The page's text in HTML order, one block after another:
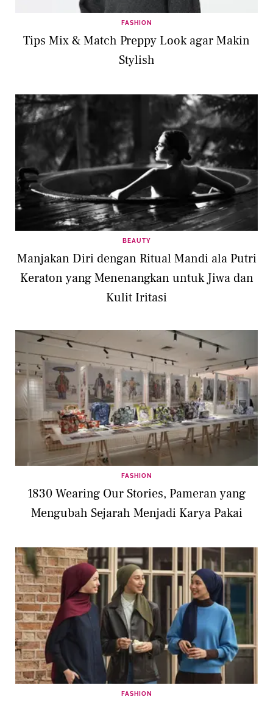
FASHION
Tips Mix & Match Preppy Look agar Makin
Stylish
BEAUTY
Manjakan Diri dengan Ritual Mandi ala Putri
Keraton yang Menenangkan untuk Jiwa dan
Kulit Iritasi
FASHION
1830 Wearing Our Stories, Pameran yang
Mengubah Sejarah Menjadi Karya Pakai
FASHION